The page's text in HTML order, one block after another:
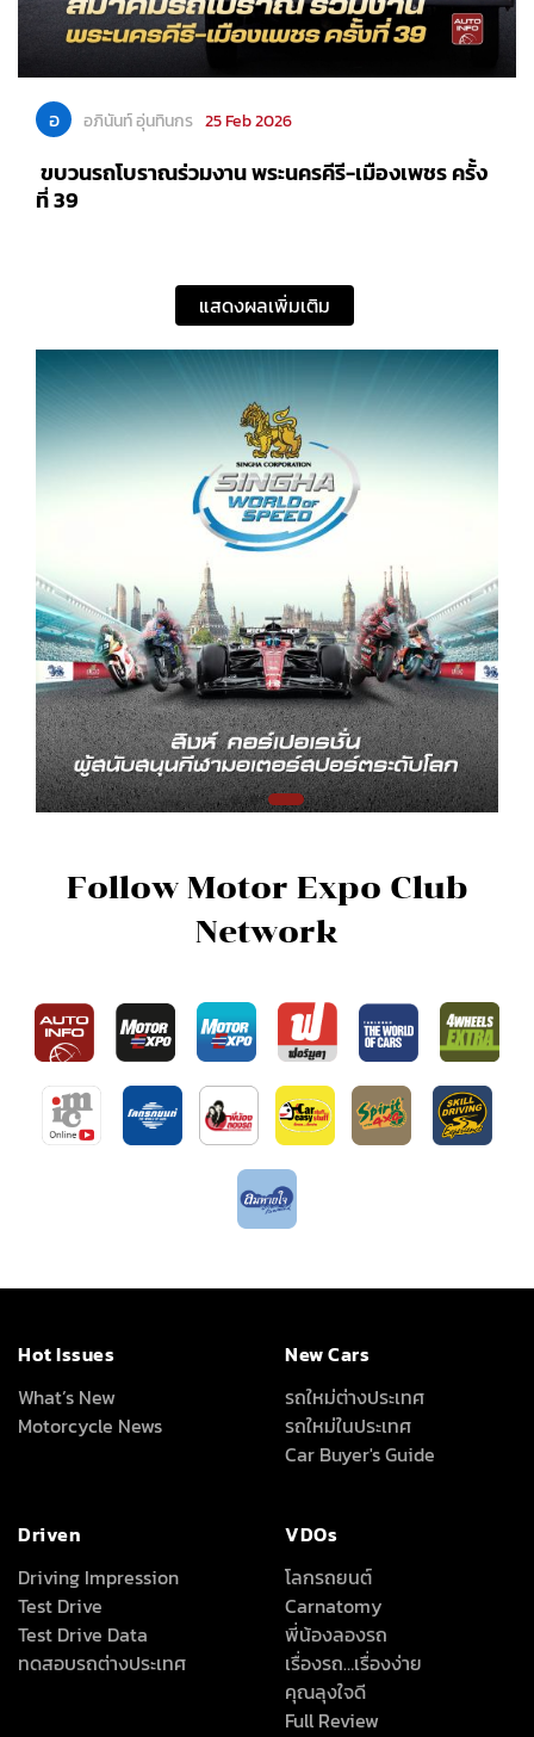
อ อภินันท์ อุ่นทินกร 25 Feb 2026
ขบวนรถโบราณร่วมงาน พระนครคีรี-เมืองเพชร ครั้ง
ที่ 39
แสดงผลเพิ่มเติม
Follow Motor Expo Club
Network
Hot Issues
What’s New
Motorcycle News
New Cars
รถใหม่ต่างประเทศ
รถใหม่ในประเทศ
Car Buyer's Guide
Driven
Driving Impression
Test Drive
Test Drive Data
ทดสอบรถต่างประเทศ
VDOs
โลกรถยนต์
Carnatomy
พี่น้องลองรถ
เรื่องรถ…เรื่องง่าย
คุณลุงใจดี
Full Review